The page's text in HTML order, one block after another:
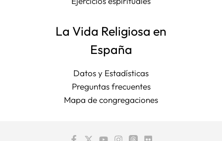
La Vida Religiosa en
España
Datos y Estadísticas
Preguntas frecuentes
Mapa de congregaciones